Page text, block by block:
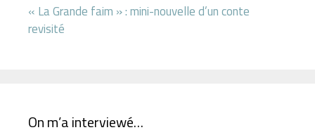
« La Grande faim » : mini-nouvelle d’un conte
revisité
On m’a interviewé…